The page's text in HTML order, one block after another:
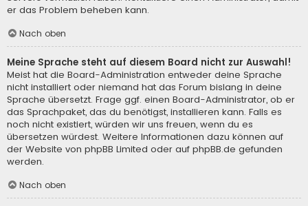
er das Problem beheben kann.
Nach oben
Meine Sprache steht auf diesem Board nicht zur Auswahl!
Meist hat die Board-Administration entweder deine Sprache
nicht installiert oder niemand hat das Forum bislang in deine
Sprache übersetzt. Frage ggf. einen Board-Administrator, ob er
das Sprachpaket, das du benötigst, installieren kann. Falls es
noch nicht existiert, würden wir uns freuen, wenn du es
übersetzen würdest. Weitere Informationen dazu können auf
der Website von phpBB Limited oder auf phpBB.de gefunden
werden.
Nach oben